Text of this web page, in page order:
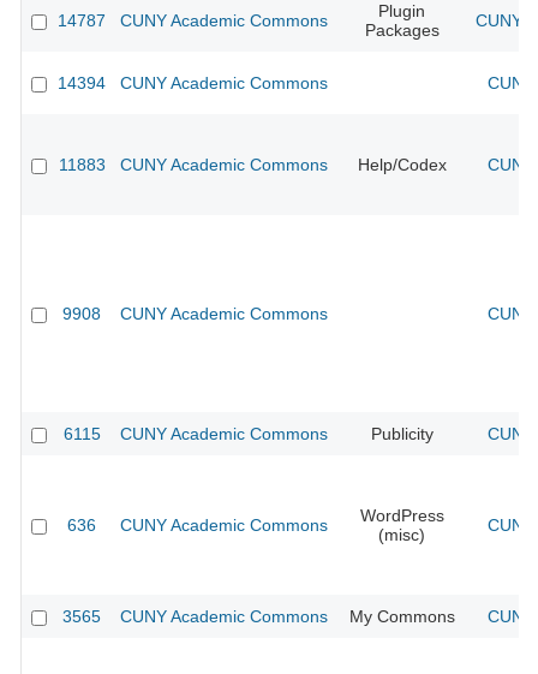
14787 CUNY Academic Commons
Plugin
Packages
CUNY
14394 CUNY Academic Commons
11883 CUNY Academic Commons Help/Codex
9908 CUNY Academic Commons
6115 CUNY Academic Commons Publicity
636 CUNY Academic Commons
WordPress
(misc)
3565 CUNY Academic Commons My Commons